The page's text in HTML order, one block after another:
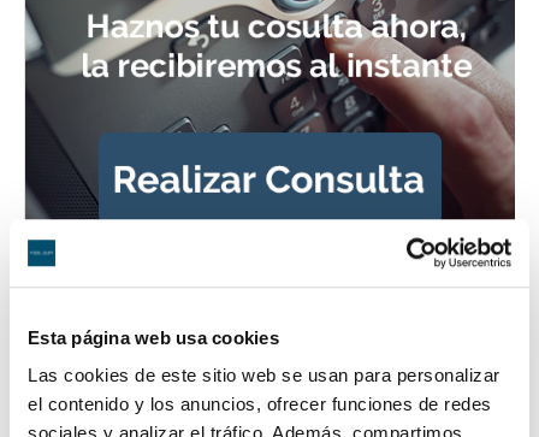
Esta página web usa cookies
Las cookies de este sitio web se usan para personalizar
el contenido y los anuncios, ofrecer funciones de redes